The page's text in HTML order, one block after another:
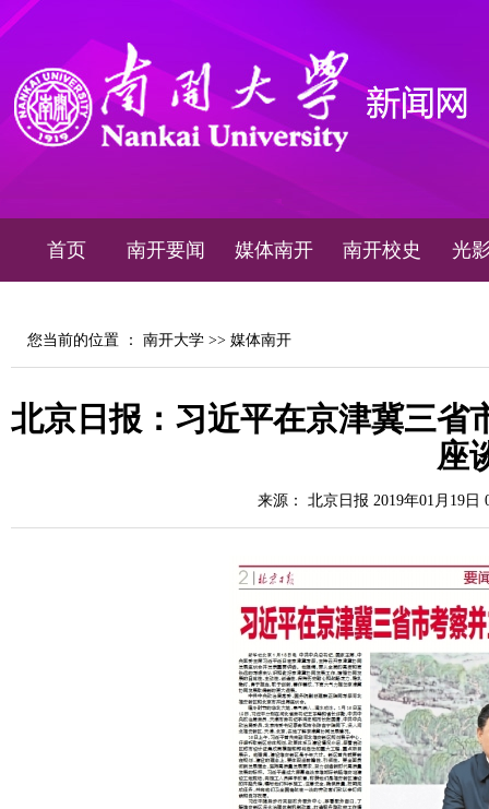
首页 南开要闻 媒体南开 南开校史 光
您当前的位置 ： 南开大学 >> 媒体南开
北京日报：习近平在京津冀三省
座
来源： 北京日报 2019年01月19日